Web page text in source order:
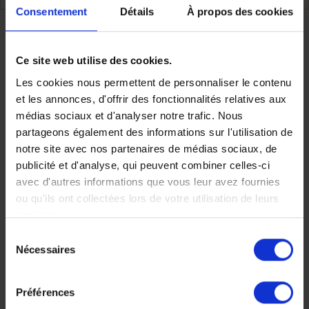
Consentement Détails À propos des cookies
Ce site web utilise des cookies.
Les cookies nous permettent de personnaliser le contenu
et les annonces, d'offrir des fonctionnalités relatives aux
médias sociaux et d'analyser notre trafic. Nous
partageons également des informations sur l'utilisation de
notre site avec nos partenaires de médias sociaux, de
publicité et d'analyse, qui peuvent combiner celles-ci
avec d'autres informations que vous leur avez fournies
ou qu'ils ont collectées lors de votre utilisation de leurs
services.
Nécessaires
Préférences
Partager
Faites nous part de vos
envies
construisons votre voyage à votre